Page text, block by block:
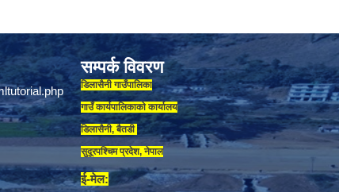
सम्पर्क विवरण
डिलासैनी गाउँपालिका
गाउँ कार्यपालिकाकाे कार्यालय
डिलासैनी, बैतडी
सुदूरपश्चिम प्रदेश, नेपाल
ई-मेल: